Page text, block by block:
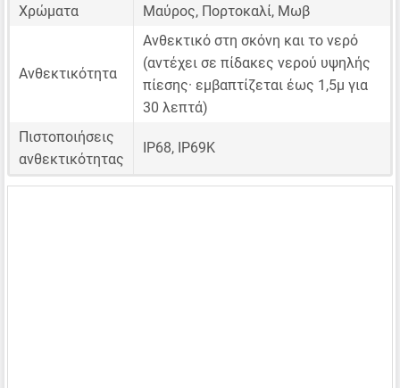
Χρώματα Μαύρος, Πορτοκαλί, Μωβ
Ανθεκτικότητα
Ανθεκτικό στη σκόνη και το νερό
(αντέχει σε πίδακες νερού υψηλής
πίεσης· εμβαπτίζεται έως 1,5μ για
30 λεπτά)
Πιστοποιήσεις
ανθεκτικότητας
IP68, IP69K